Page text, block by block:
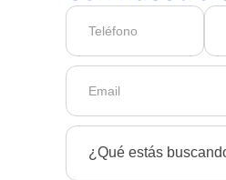
¿Qué estás